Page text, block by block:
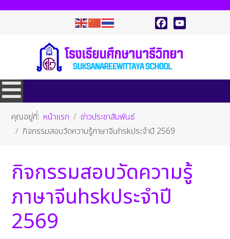
คุณอยู่ที่: หน้าแรก
ข่าวประชาสัมพันธ์
กิจกรรมสอบวัดความรู้ภาษาจีนhsk​ประจำปี​ 2569
กิจกรรมสอบวัดความรู้
ภาษาจีนhsk​ประจำปี​
2569